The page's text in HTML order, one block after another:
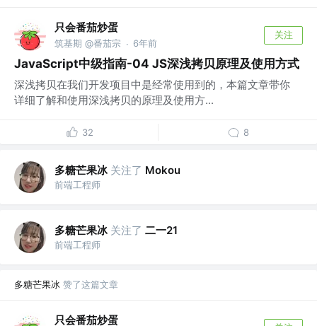
只会番茄炒蛋
筑基期 @番茄宗 · 6年前
关注
JavaScript中级指南-04 JS深浅拷贝原理及使用方式
深浅拷贝在我们开发项目中是经常使用到的，本篇文章带你
详细了解和使用深浅拷贝的原理及使用方...
32 8
多糖芒果冰 关注了 Mokou
前端工程师
多糖芒果冰 关注了 二一21
前端工程师
多糖芒果冰 赞了这篇文章
只会番茄炒蛋